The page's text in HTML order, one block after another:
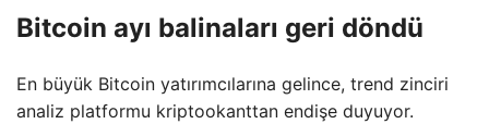
Bitcoin ayı balinaları geri döndü
En büyük Bitcoin yatırımcılarına gelince, trend zinciri
analiz platformu kriptookanttan endişe duyuyor.